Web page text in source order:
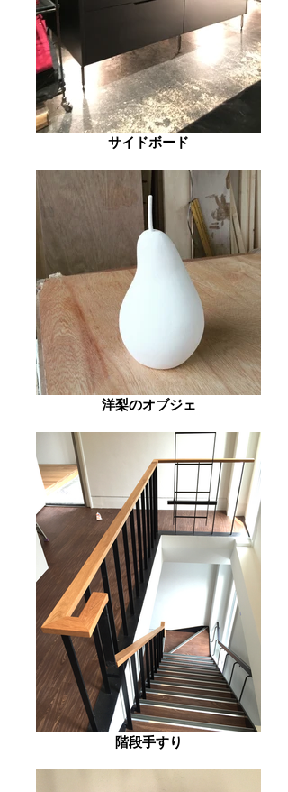
サイドボード
洋梨のオブジェ
階段手すり